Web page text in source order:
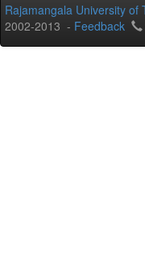
Rajamangala University of
2002-2013 - Feedback